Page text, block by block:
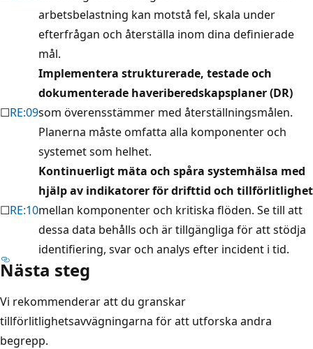
arbetsbelastning kan motstå fel, skala under
efterfrågan och återställa inom dina definierade
mål.
☐RE:09
Implementera strukturerade, testade och
dokumenterade haveriberedskapsplaner (DR)
som överensstämmer med återställningsmålen.
Planerna måste omfatta alla komponenter och
systemet som helhet.
☐RE:10
Kontinuerligt mäta och spåra systemhälsa med
hjälp av indikatorer för drifttid och tillförlitlighet
mellan komponenter och kritiska flöden. Se till att
dessa data behålls och är tillgängliga för att stödja
identifiering, svar och analys efter incident i tid.
Nästa steg
Vi rekommenderar att du granskar
tillförlitlighetsavvägningarna för att utforska andra
begrepp.